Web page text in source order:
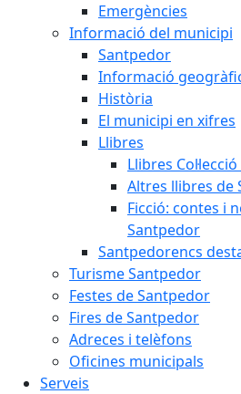
Emergències
Informació del municipi
Santpedor
Informació
Història
El municipi en xifres
Llibres
Llibres
Altres llibres de
Ficció: contes i
Santpedor
Santpedorencs
Turisme Santpedor
Festes de Santpedor
Fires de Santpedor
Adreces i telèfons
Oficines municipals
Serveis